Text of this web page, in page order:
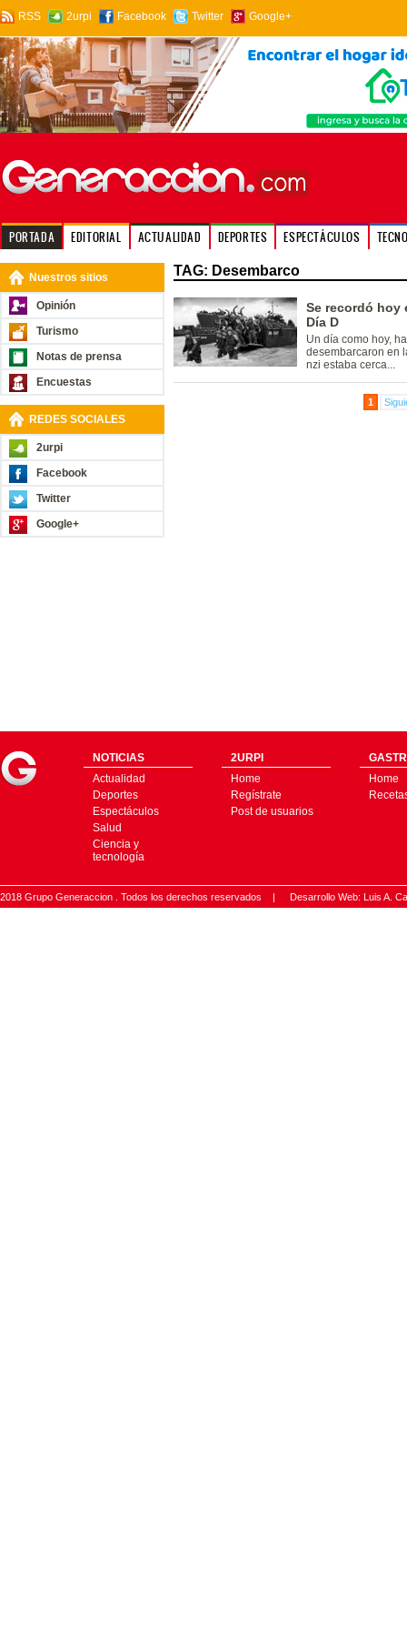
RSS 2urpi Facebook Twitter Google+
PORTADA EDITORIAL ACTUALIDAD DEPORTES ESPECTÁCULOS
Nuestros sitios
Opinión
Turismo
Notas de prensa
Encuestas
REDES SOCIALES
2urpi
Facebook
Twitter
Google+
TAG: Desembarco
Se recordó hoy
Día D
Un día como hoy,
desembarcaron en
nzi estaba cerca...
1
NOTICIAS
Actualidad
Deportes
Espectáculos
Salud
Ciencia y
tecnología
2URPI
Home
Regístrate
Post de usuarios
Home
2018 Grupo Generaccion . Todos los derechos reservados | Desarrollo Web: Luis